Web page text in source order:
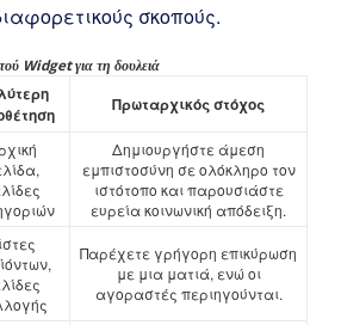
σκοπούς.
Widget για τη δουλειά
Πρωταρχικός στόχος
Δημιουργήστε άμεση
εμπιστοσύνη σε ολόκληρο τον
ιστότοπο και παρουσιάστε
ευρεία κοινωνική απόδειξη.
Παρέχετε γρήγορη επικύρωση
με μια ματιά, ενώ οι
αγοραστές περιηγούνται.